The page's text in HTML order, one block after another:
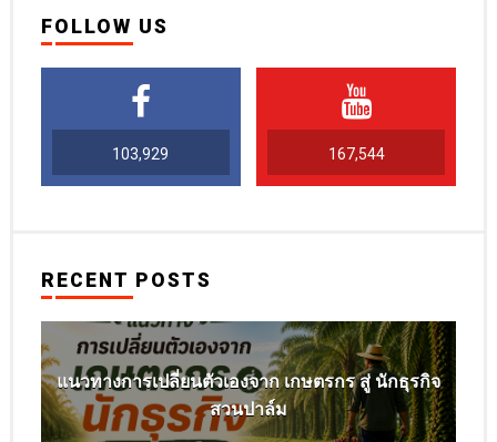
FOLLOW US
103,929 167,544
RECENT POSTS
แนวทางการเปลี่ยนตัวเองจาก เกษตรกร สู่ นักธุรกิจ
สวนปาล์ม